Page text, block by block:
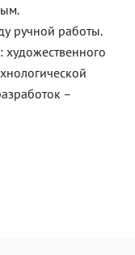
ручной работы.
художественного
–